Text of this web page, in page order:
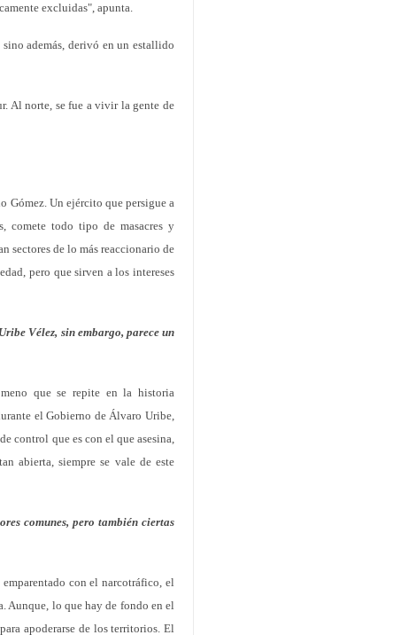
excluidas", apunta.
además, derivó en un estallido
Al norte, se fue a vivir la gente de
Gómez. Un ejército que persigue a
comete todo tipo de masacres y
sectores de lo más reaccionario de
pero que sirven a los intereses
Vélez, sin embargo, parece un
que se repite en la historia
el Gobierno de Álvaro Uribe,
control que es con el que asesina,
abierta, siempre se vale de este
comunes, pero también ciertas
con el narcotráfico, el
Aunque, lo que hay de fondo en el
apoderarse de los territorios. El